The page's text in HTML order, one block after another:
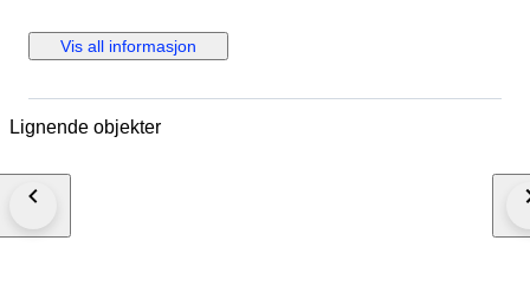
adding refined contrast and light. A bold yet elegant piece with impressive
weight and presence on the hand. Metal: 14K Yellow Gold Stones:
stones - Star Sapphire: 9.5 mm x 7.5 mm, Approx. 4.5 carats Weight: 14
DHL Express Worldwide, Estimated 2-3 Business Day Transit Time.
Vis all informasjon
Lignende objekter